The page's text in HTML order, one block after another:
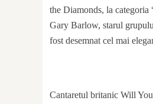
the Diamonds, la categoria
Gary Barlow, starul
fost desemnat cel mai
Cantaretul britanic Will